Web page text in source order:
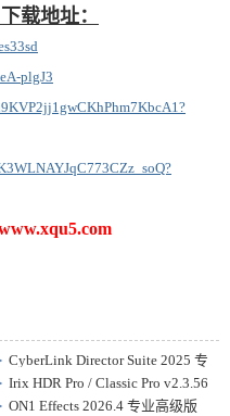
载地址：
plgJ3
CyberLink Director Suite 2025 专
激活版 v13.0 x64 + Content Packs
Irix HDR Pro / Classic Pro v2.3.56
图像处理软件
ON1 Effects 2026.4 专业高级版